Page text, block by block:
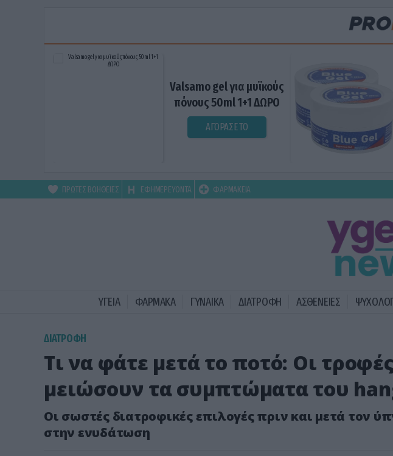
Valsamo gel για μυϊκούς
πόνους 50ml 1+1 ΔΩΡΟ
ΑΓΟΡΑΣΕ ΤΟ
ΠΡΩΤΕΣ ΒΟΗΘΕΙΕΣ ΕΦΗΜΕΡΕΥΟΝΤΑ ΦΑΡΜΑΚΕΙΑ
ΥΓΕΙΑ ΦΑΡΜΑΚΑ ΓΥΝΑΙΚΑ ΔΙΑΤΡΟΦΗ ΑΣΘΕΝΕΙΕΣ
ΔΙΑΤΡΟΦΗ
Τι να φάτε μετά το ποτό: Οι
μειώσουν τα συμπτώματα του
Οι σωστές διατροφικές επιλογές πριν και μετά τον
στην ενυδάτωση